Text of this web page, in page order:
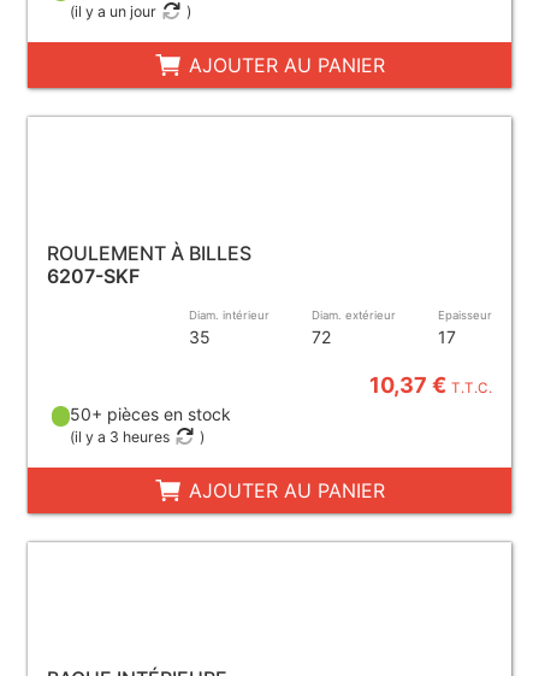
(il y a un jour )
AJOUTER AU PANIER
ROULEMENT À BILLES
6207-SKF
Diam. intérieur
35
Diam. extérieur
72
Epaisseur
17
10,37 €T.T.C.
50+ pièces en stock
(il y a 3 heures )
AJOUTER AU PANIER